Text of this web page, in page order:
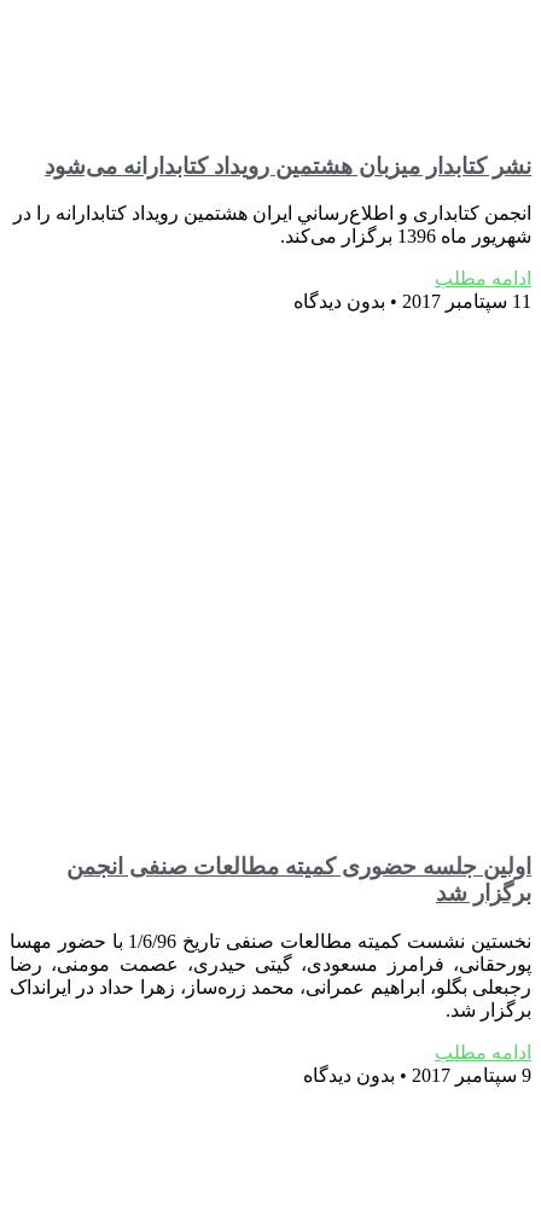
نشر کتابدار میزبان هشتمین رویداد کتابدارانه می‌شود
انجمن كتابداری و اطلاع‌رساني ايران هشتمین رویداد کتابدارانه را در
شهریور ماه 1396 برگزار می‌کند.
ادامه مطلب
11 سپتامبر 2017
بدون دیدگاه
اولین جلسه حضوری کمیته مطالعات صنفی انجمن
برگزار شد
نخستین نشست کمیته مطالعات صنفی تاریخ 1/6/96 با حضور مهسا
پورحقانی، فرامرز مسعودی، گیتی حیدری، عصمت مومنی، رضا
رجبعلی بگلو، ابراهیم عمرانی، محمد زره‌ساز، زهرا حداد در ایرانداک
برگزار شد.
ادامه مطلب
9 سپتامبر 2017
بدون دیدگاه